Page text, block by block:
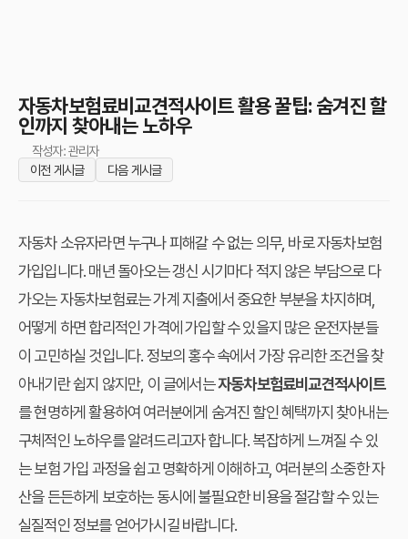
자동차보험료비교견적사이트 활용 꿀팁: 숨겨진 할
인까지 찾아내는 노하우
작성자: 관리자
이전 게시글
다음 게시글
자동차 소유자라면 누구나 피해갈 수 없는 의무, 바로 자동차보험
가입입니다. 매년 돌아오는 갱신 시기마다 적지 않은 부담으로 다
가오는 자동차보험료는 가계 지출에서 중요한 부분을 차지하며,
어떻게 하면 합리적인 가격에 가입할 수 있을지 많은 운전자분들
이 고민하실 것입니다. 정보의 홍수 속에서 가장 유리한 조건을 찾
아내기란 쉽지 않지만, 이 글에서는자동차보험료비교견적사이트
를 현명하게 활용하여 여러분에게 숨겨진 할인 혜택까지 찾아내는
구체적인 노하우를 알려드리고자 합니다. 복잡하게 느껴질 수 있
는 보험 가입 과정을 쉽고 명확하게 이해하고, 여러분의 소중한 자
산을 든든하게 보호하는 동시에 불필요한 비용을 절감할 수 있는
실질적인 정보를 얻어가시길 바랍니다.